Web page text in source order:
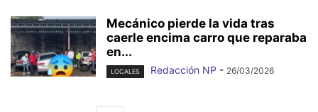
Mecánico pierde la vida tras
caerle encima carro que reparaba
en...
LOCALES Redacción NP - 26/03/2026